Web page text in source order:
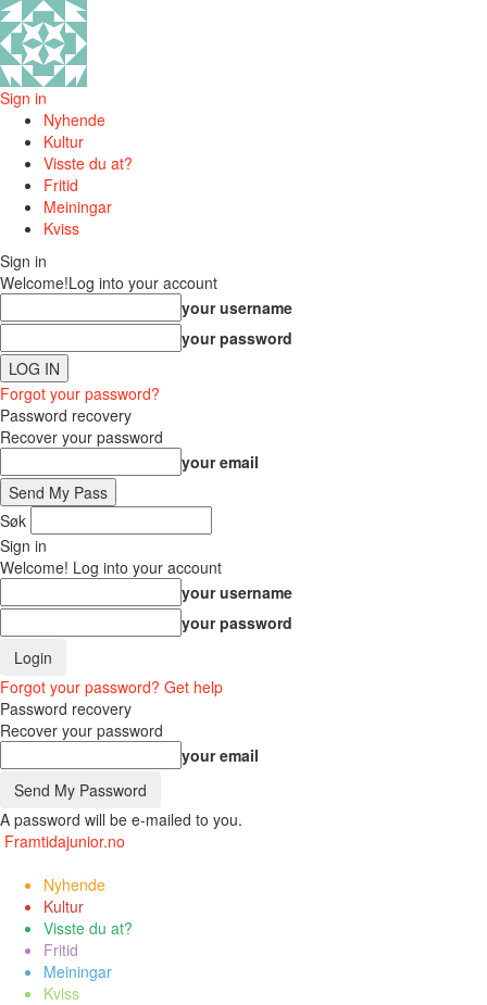
Sign in
Nyhende
Kultur
Visste du at?
Fritid
Meiningar
Kviss
Sign in
Welcome!Log into your account
your username
your password
Forgot your password?
Password recovery
Recover your password
your email
Søk
Sign in
Welcome! Log into your account
your username
your password
Forgot your password? Get help
Password recovery
Recover your password
your email
A password will be e-mailed to you.
Framtidajunior.no
Nyhende
Kultur
Visste du at?
Fritid
Meiningar
Kviss